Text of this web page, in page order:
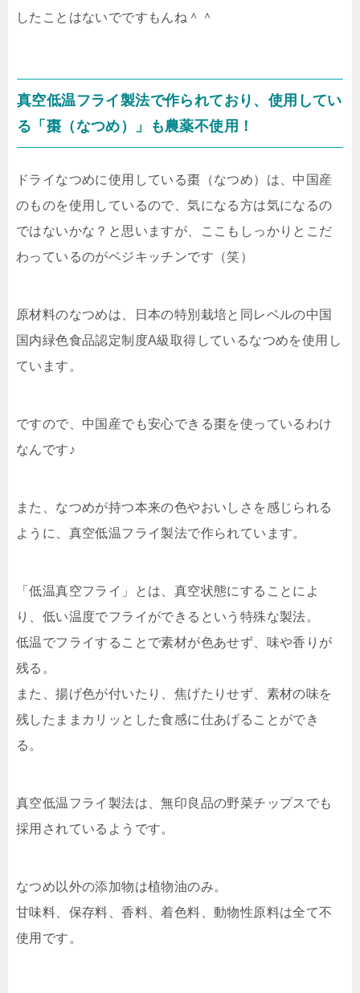
したことはないでですもんね＾＾
真空低温フライ製法で作られており、使用してい
る「棗（なつめ）」も農薬不使用！
ドライなつめに使用している棗（なつめ）は、中国産
のものを使用しているので、気になる方は気になるの
ではないかな？と思いますが、ここもしっかりとこだ
わっているのがベジキッチンです（笑）
原材料のなつめは、
日本の特別栽培と同レベルの中国
国内緑色食品認定制度A級取得しているなつめを使用 し
ています。
ですので、中国産でも安心できる棗を使っているわけ
なんです♪
また、なつめが持つ本来の色やおいしさを感じられる
ように、真空低温フライ製法で作られています。
「低温真空フライ」とは、真空状態にすることによ
り、低い温度でフライができるという特殊な製法。
低温でフライすることで素材が色あせず、味や香りが
残る。
また、揚げ色が付いたり、焦げたりせず、素材の味を
残したままカリッとした食感に仕あげることができ
る。
真空低温フライ製法は、無印良品の野菜チップスでも
採用されているようです。
なつめ以外の添加物は植物油のみ。
甘味料、保存料、香料、着色料、動物性原料は全て不
使用です。